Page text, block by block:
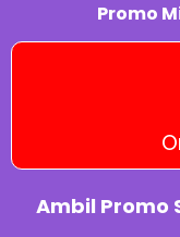
Promo
Ambil Promo